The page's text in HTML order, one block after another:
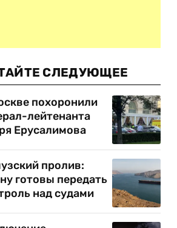
СЛЕДУЮЩЕЕ
похоронили
лейтенанта
Ерусалимова
пролив:
готовы передать
над судами